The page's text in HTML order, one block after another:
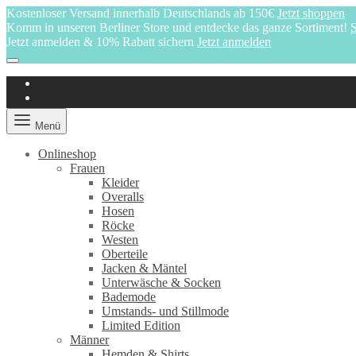
Kostenloser Versand innerhalb Deutschlands ab 150€ Jetzt shoppen
Komm in unseren Berliner Store und entdecke das ganze Sortiment!
Jetzt anmelden & 10% Rabatt sichern Jetzt anmelden
Menü
Onlineshop
Frauen
Kleider
Overalls
Hosen
Röcke
Westen
Oberteile
Jacken & Mäntel
Unterwäsche & Socken
Bademode
Umstands- und Stillmode
Limited Edition
Männer